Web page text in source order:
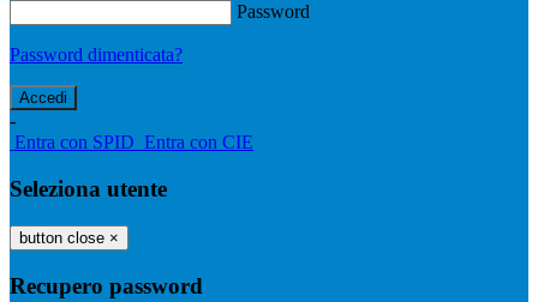
Password
Password dimenticata?
-
Entra con SPID Entra con CIE
Seleziona utente
button close ×
Recupero password